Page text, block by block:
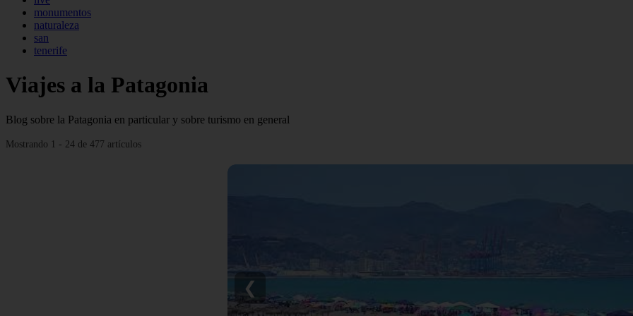
monumentos
naturaleza
san
tenerife
Viajes a la Patagonia
Blog sobre la Patagonia en particular y sobre turismo en general
Mostrando 1 - 24 de 477 artículos
❮